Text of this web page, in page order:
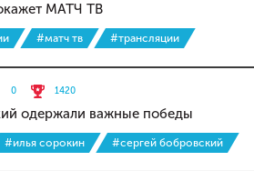
МАТЧ ТВ
#матч тв #трансляции
0 1420
одержали важные победы
#илья сорокин #сергей бобровский